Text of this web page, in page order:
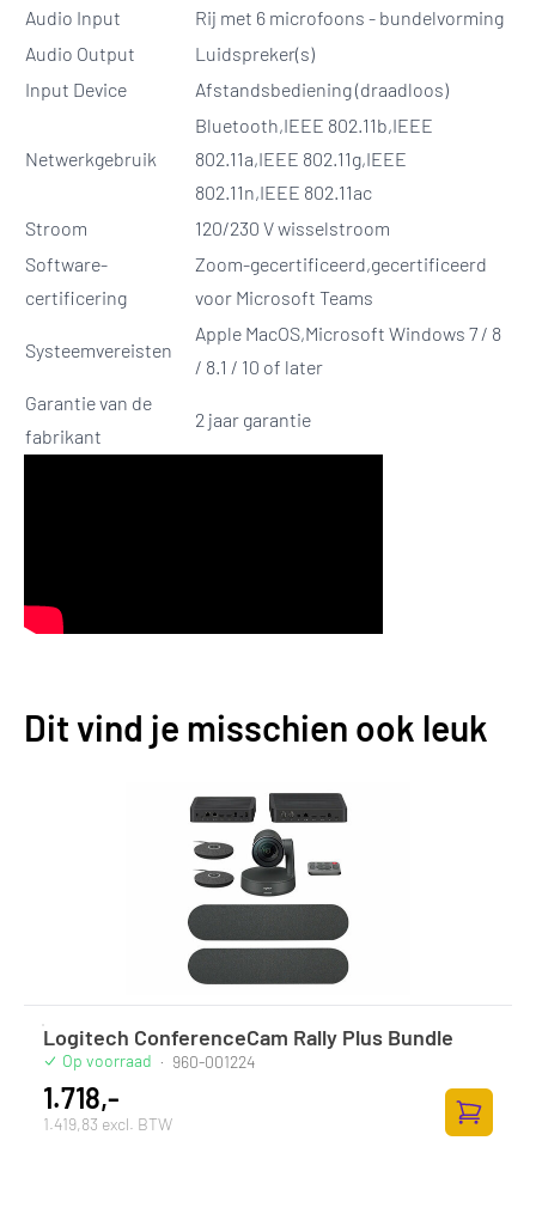
Audio Input
Rij met 6 microfoons - bundelvorming
Audio Output
Luidspreker(s)
Input Device
Afstandsbediening (draadloos)
Netwerkgebruik
Bluetooth,IEEE 802.11b,IEEE
802.11a,IEEE 802.11g,IEEE
802.11n,IEEE 802.11ac
Stroom
120/230 V wisselstroom
Software-
certificering
Zoom-gecertificeerd,gecertificeerd
voor Microsoft Teams
Systeemvereisten
Apple MacOS,Microsoft Windows 7 / 8
/ 8.1 / 10 of later
Garantie van de
fabrikant
2 jaar garantie
Dit vind je misschien ook leuk
Logitech ConferenceCam Rally Plus Bundle
Op voorraad · 960-001224
1.718,-
1.419,83 excl. BTW